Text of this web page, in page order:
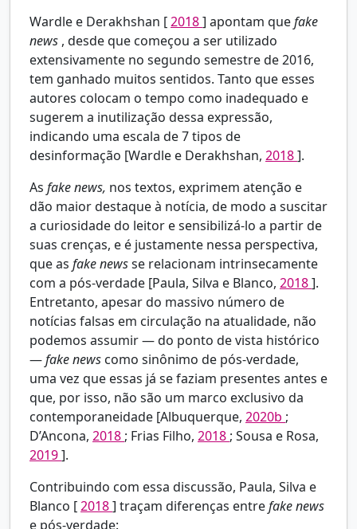
Wardle e Derakhshan [2018] apontam quefake
news , desde que começou a ser utilizado
extensivamente no segundo semestre de 2016,
tem ganhado muitos sentidos. Tanto que esses
autores colocam o tempo como inadequado e
sugerem a inutilização dessa expressão,
indicando uma escala de 7 tipos de
desinformação [Wardle e Derakhshan, 2018].
As fake news, nos textos, exprimem atenção e
dão maior destaque à notícia, de modo a suscitar
a curiosidade do leitor e sensibilizá-lo a partir de
suas crenças, e é justamente nessa perspectiva,
que as fake newsse relacionam intrinsecamente
com a pós-verdade [Paula, Silva e Blanco, 2018].
Entretanto, apesar do massivo número de
notícias falsas em circulação na atualidade, não
podemos assumir — do ponto de vista histórico
—fake news como sinônimo de pós-verdade,
uma vez que essas já se faziam presentes antes e
que, por isso, não são um marco exclusivo da
contemporaneidade [Albuquerque, 2020b ;
D’Ancona, 2018; Frias Filho, 2018; Sousa e Rosa,
2019].
Contribuindo com essa discussão, Paula, Silva e
Blanco [2018] traçam diferenças entrefake news
e pós-verdade: